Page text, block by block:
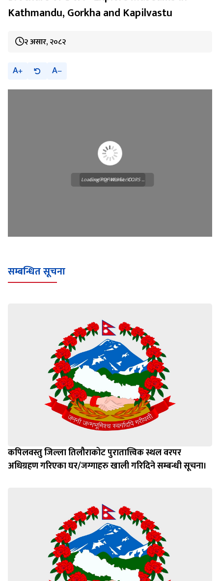
Kathmandu, Gorkha and Kapilvastu
२ असार, २०८२
A A
Loading WEBGL 3D ...
Loading PDF Worker CORS ...
सम्बन्धित सूचना
कपिलवस्तु जिल्ला तिलौराकोट पुरातात्त्विक स्थल वरपर
अधिग्रहण गरिएका घर/जग्गाहरु खाली गरिदिने सम्बन्धी सूचना।